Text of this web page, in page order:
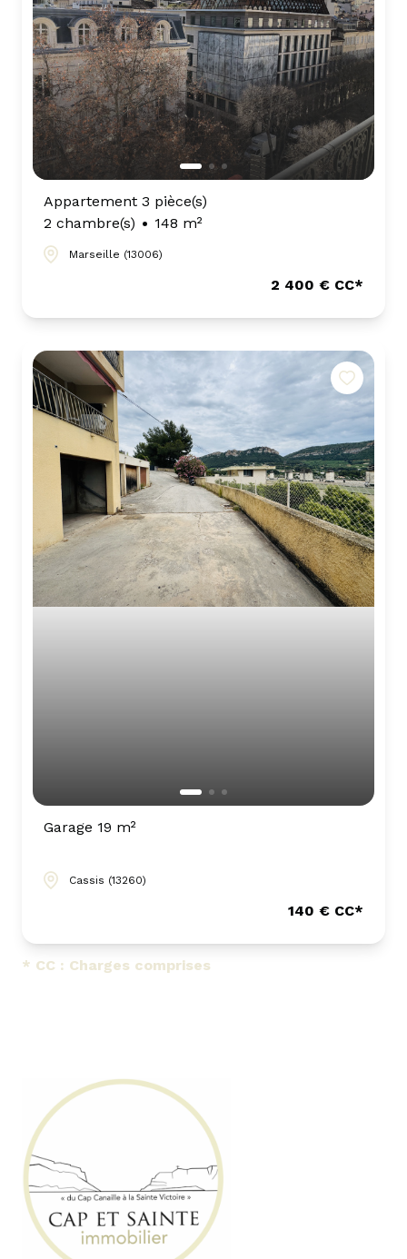
Appartement 3 pièce(s)
2 chambre(s)
148 m²
Marseille (13006)
2 400 € CC*
Garage 19 m²
Cassis (13260)
140 € CC*
* CC : Charges comprises